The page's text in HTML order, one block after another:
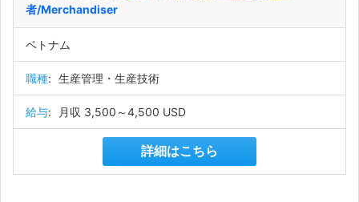
者/Merchandiser
ベトナム
職種: 生産管理・生産技術
給与: 月収 3,500～4,500 USD
詳細はこちら